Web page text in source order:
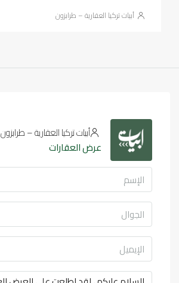
أبيات تركيا العقارية – طرابزون
أبيات تركيا العقارية – طرابزون
عرض العقارات